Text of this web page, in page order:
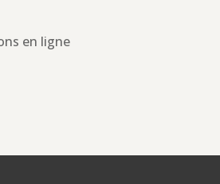
en ligne